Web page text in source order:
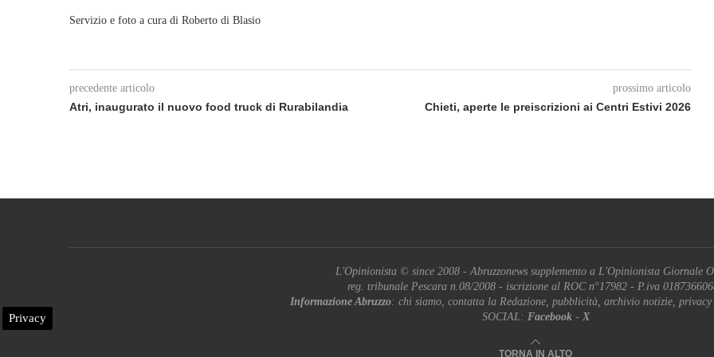
Servizio e foto a cura di Roberto di Blasio
precedente articolo
Atri, inaugurato il nuovo food truck di Rurabilandia
prossimo articolo
Chieti, aperte le preiscrizioni ai Centri Estivi 2026
L'Opinionista © since 2008 - Abruzzonews supplemento a L'Opinionista Giornale
reg. tribunale Pescara n.08/2008 - iscrizione al ROC n°17982 - P.iva
Informazione Abruzzo: chi siamo, contatta la Redazione, pubblicità, archivio notizie, privacy
SOCIAL: Facebook- X
Privacy
TORNA IN ALTO